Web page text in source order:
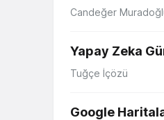
Candeğer
Yapay Zeka
Tuğçe İçözü
Google